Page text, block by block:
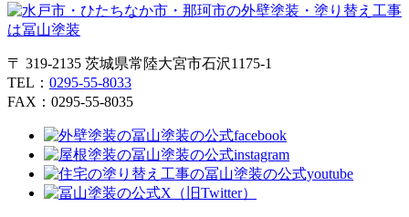
〒 319-2135 茨城県常陸大宮市石沢1175-1
TEL： 0295-55-8033
FAX：0295-55-8035